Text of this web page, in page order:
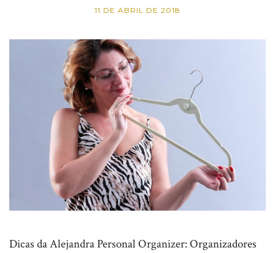
11 DE ABRIL DE 2018
Dicas da Alejandra Personal Organizer: Organizadores